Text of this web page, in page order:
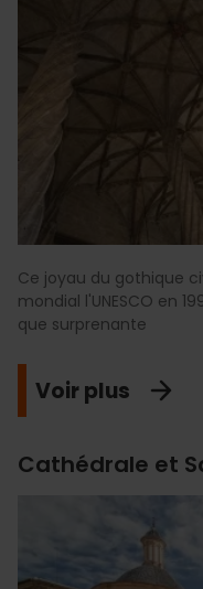
Ce joyau du gothique
mondial l'UNESCO en
que surprenante
Voir plus
Cathédrale et